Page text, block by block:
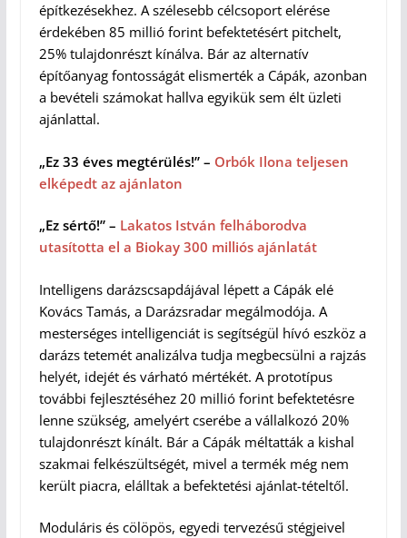
építkezésekhez. A szélesebb célcsoport elérése
érdekében 85 millió forint befektetésért pitchelt,
25% tulajdonrészt kínálva. Bár az alternatív
építőanyag fontosságát elismerték a Cápák, azonban
a bevételi számokat hallva egyikük sem élt üzleti
ajánlattal.
„Ez 33 éves megtérülés!” – Orbók Ilona teljesen
elképedt az ajánlaton
„Ez sértő!” – Lakatos István felháborodva
utasította el a Biokay 300 milliós ajánlatát
Intelligens darázscsapdájával lépett a Cápák elé
Kovács Tamás, a Darázsradar megálmodója. A
mesterséges intelligenciát is segítségül hívó eszköz a
darázs tetemét analizálva tudja megbecsülni a rajzás
helyét, idejét és várható mértékét. A prototípus
további fejlesztéséhez 20 millió forint befektetésre
lenne szükség, amelyért cserébe a vállalkozó 20%
tulajdonrészt kínált. Bár a Cápák méltatták a kishal
szakmai felkészültségét, mivel a termék még nem
került piacra, elálltak a befektetési ajánlat-tételtől.
Moduláris és cölöpös, egyedi tervezésű stégjeivel